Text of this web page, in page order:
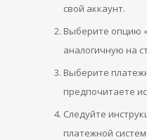
свой аккаунт.
Выберите опцию
аналогичную на
Выберите
предпочитаете
Следуйте
платежной